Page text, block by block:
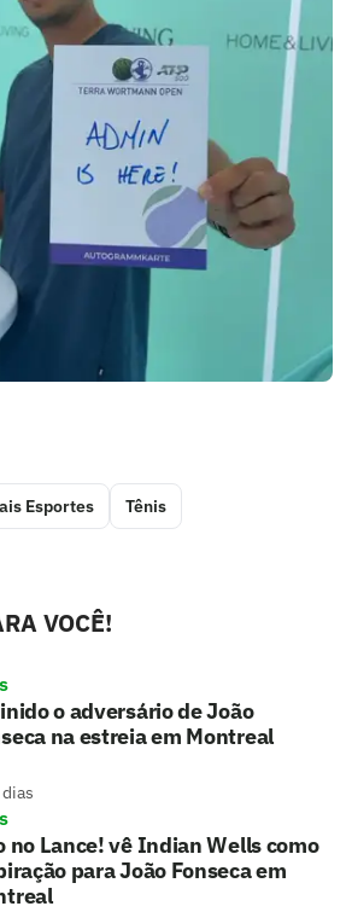
Esportes Tênis
VOCÊ!
o adversário de João
na estreia em Montreal
no Lance! vê Indian Wells como
para João Fonseca em